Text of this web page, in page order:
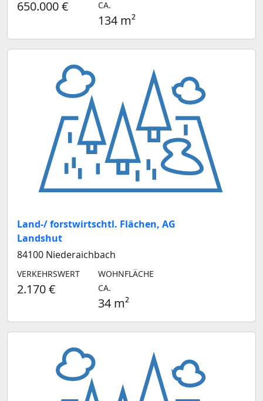
650.000 € CA.
134 m²
Land-/ forstwirtschtl. Flächen, AG
Landshut
84100 Niederaichbach
VERKEHRSWERT
2.170 €
WOHNFLÄCHE
CA.
34 m²